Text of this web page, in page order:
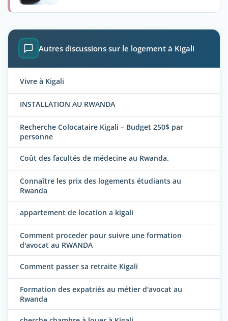
Autres discussions sur le logement à Kigali
Vivre à Kigali
INSTALLATION AU RWANDA
Recherche Colocataire Kigali – Budget 250$ par
personne
Coût des facultés de médecine au Rwanda.
Connaître les prix des logements étudiants au
Rwanda
appartement de location a kigali
Comment proceder pour suivre une formation
d'avocat au RWANDA
Comment passer sa retraite Kigali
Formation des expatriés au métier d'avocat au
Rwanda